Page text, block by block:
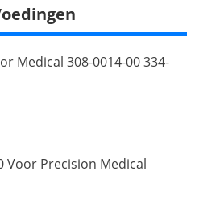
Medical 308-0014-00 334-
Voor Precision Medical